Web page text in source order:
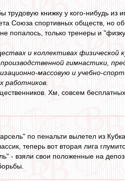
книжку у кого-нибудь из
Союза спортивных обществ, но
попалось, только тренеры и
и коллективах
гимнастики,
массовую и учебно-
работников.
Хм, совсем
по пенальти вылетел из
теперь вот вторая лига
- взяли свои положенные на